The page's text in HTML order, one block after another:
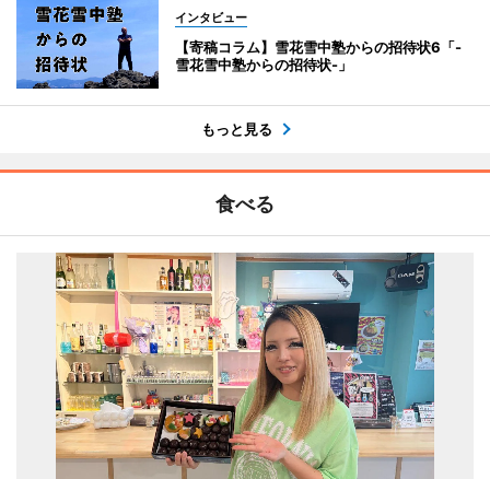
インタビュー
【寄稿コラム】雪花雪中塾からの招待状6「-
雪花雪中塾からの招待状-」
もっと見る
食べる